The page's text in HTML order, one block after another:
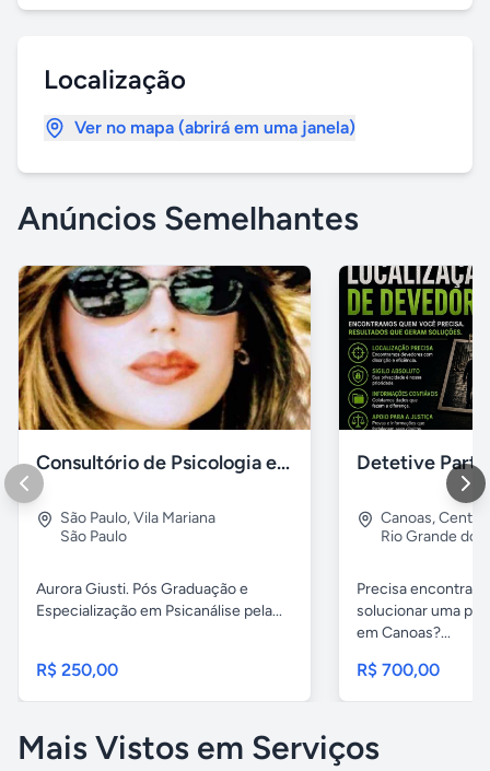
Localização
Ver no mapa (abrirá em uma janela)
Anúncios Semelhantes
Consultório de Psicologia e Psicanálise
São Paulo,Vila Mariana
São Paulo
Aurora Giusti. Pós Graduação e
Especialização em Psicanálise pela...
R$ 250,00
Canoas,Centro
Rio Grande do
Precisa encontrar
solucionar uma
em Canoas?...
R$ 700,00
Mais Vistos em Serviços